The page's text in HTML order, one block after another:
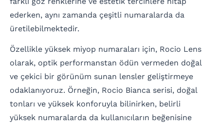
ederken, aynı zamanda çeşitli numaralarda da
üretilebilmektedir.
Özellikle yüksek miyop numaraları için, Rocio Lens
olarak, optik performanstan ödün vermeden doğal
ve çekici bir görünüm sunan lensler geliştirmeye
odaklanıyoruz. Örneğin, Rocio Bianca serisi, doğal
tonları ve yüksek konforuyla bilinirken, belirli
yüksek numaralarda da kullanıcıların beğenisine